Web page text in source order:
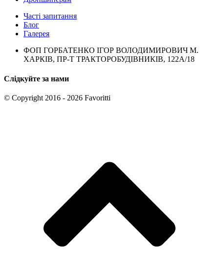
Часті запитання
Блог
Галерея
ФОП ГОРБАТЕНКО ІГОР ВОЛОДИМИРОВИЧ М.
ХАРКІВ, ПР-Т ТРАКТОРОБУДІВНИКІВ, 122А/18
Слідкуйте за нами
© Copyright 2016 - 2026 Favoritti